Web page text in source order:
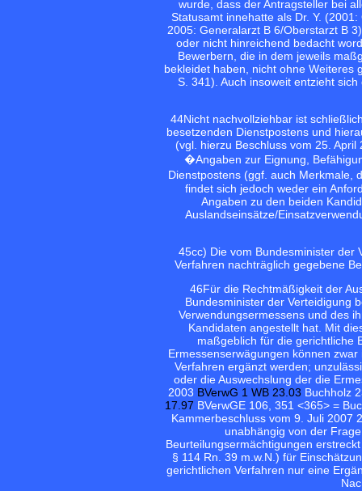
wurde, dass der Antragsteller bei
Statusamt innehatte als Dr. Y.
2005: Generalarzt B 6/Oberstarzt B
oder nicht hinreichend bedacht
Bewerbern, die in dem jeweils
bekleidet haben, nicht ohne Weiteres
S. 341). Auch insoweit entzieht
44Nicht nachvollziehbar ist
besetzenden Dienstpostens und
(vgl. hierzu Beschluss vom 25.
�Angaben zur Eignung,
Dienstpostens (ggf. auch Merkmale,
findet sich jedoch weder ein
Angaben zu den beiden
Auslandseinsätze/
45cc) Die vom Bundesminister der
Verfahren nachträglich gegebene
46Für die Rechtmäßigkeit der
Bundesminister der Verteidigung
Verwendungsermessens und des
Kandidaten angestellt hat. Mit
maßgeblich für die gerichtliche
Ermessenserwägungen können
Verfahren ergänzt werden;
oder die Auswechslung der die
2003 BVerwG 1 WB 23.03 Buchholz
17.97 BVerwGE 106, 351 <365> =
Kammerbeschluss vom 9. Juli 2007
unabhängig von der
Beurteilungsermächtigungen
§ 114 Rn. 39 m.w.N.) für
gerichtlichen Verfahren nur eine